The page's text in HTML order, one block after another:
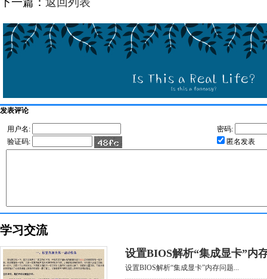
发表评论
用户名:
密码:
验证码:
匿名发表
学习交流
设置BIOS解析“集成显卡”内
设置BIOS解析“集成显卡”内存问题...